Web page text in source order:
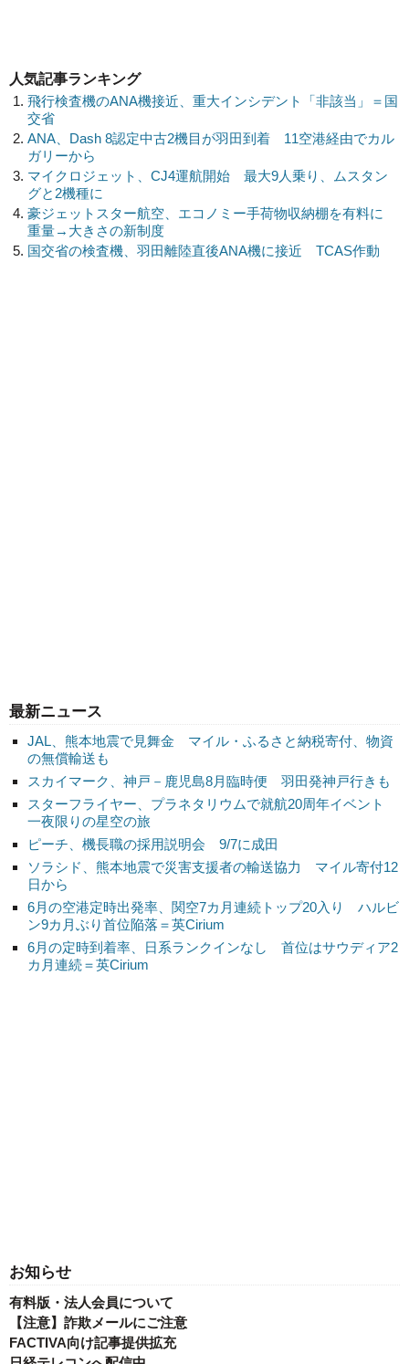
最新ニュース
JAL、熊本地震で見舞金 マイル・ふるさと納税寄付、物資
の無償輸送も
スカイマーク、神戸－鹿児島8月臨時便 羽田発神戸行きも
スターフライヤー、プラネタリウムで就航20周年イベント
一夜限りの星空の旅
ピーチ、機長職の採用説明会 9/7に成田
ソラシド、熊本地震で災害支援者の輸送協力 マイル寄付12
日から
6月の空港定時出発率、関空7カ月連続トップ20入り ハルビ
ン9カ月ぶり首位陥落＝英Cirium
6月の定時到着率、日系ランクインなし 首位はサウディア2
カ月連続＝英Cirium
お知らせ
有料版・法人会員について
【注意】詐欺メールにご注意
FACTIVA向け記事提供拡充
人気記事ランキング
飛行検査機のANA機接近、重大インシデント「非該当」＝国
交省
ANA、Dash 8認定中古2機目が羽田到着 11空港経由でカル
ガリーから
マイクロジェット、CJ4運航開始 最大9人乗り、ムスタン
グと2機種に
豪ジェットスター航空、エコノミー手荷物収納棚を有料に
重量→大きさの新制度
国交省の検査機、羽田離陸直後ANA機に接近 TCAS作動